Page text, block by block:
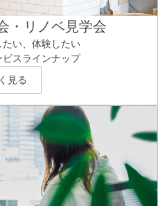
・リノベ見学会
い、体験したい
スラインナップ
見る